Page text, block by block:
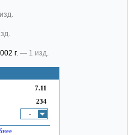
7.11
234
-
г. — 1 изд.